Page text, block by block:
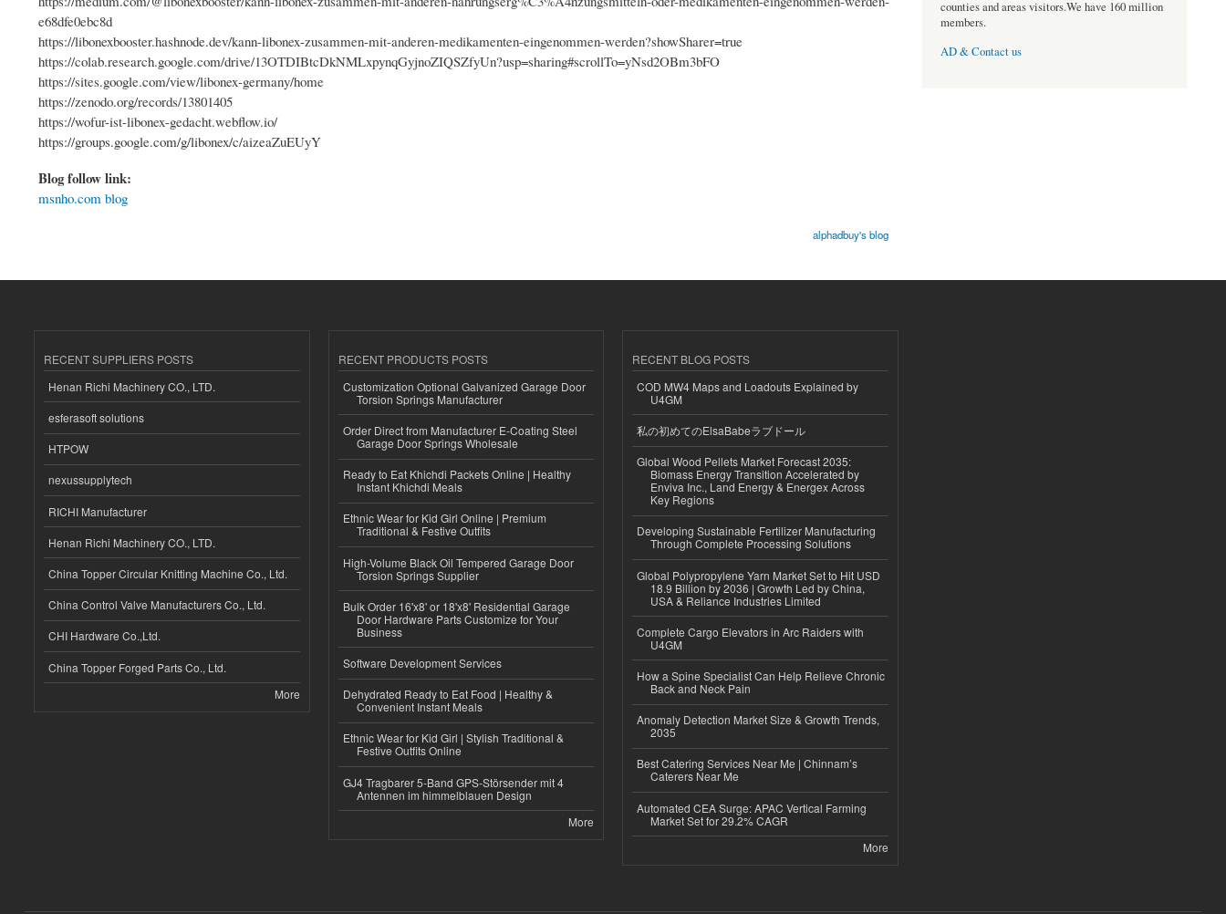
e68dfe0ebc8d
https://libonexbooster.hashnode.dev/kann-libonex-zusammen-mit-anderen-medikamenten-eingenommen-werden?showSharer=true
https://colab.research.google.com/drive/13OTDIBtcDkNMLxpynqGyjnoZIQSZfyUn?usp=sharing#scrollTo=yNsd2OBm3bFO
https://sites.google.com/view/libonex-germany/home
https://zenodo.org/records/13801405
https://wofur-ist-libonex-gedacht.webflow.io/
https://groups.google.com/g/libonex/c/aizeaZuEUyY
Blog follow link:
msnho.com blog
alphadbuy's blog
counties and areas visitors.We have 160 million
members.
AD & Contact us
RECENT SUPPLIERS POSTS
Henan Richi Machinery CO., LTD.
esferasoft solutions
HTPOW
nexussupplytech
RICHI Manufacturer
Henan Richi Machinery CO., LTD.
China Topper Circular Knitting Machine Co., Ltd.
China Control Valve Manufacturers Co., Ltd.
CHI Hardware Co.,Ltd.
China Topper Forged Parts Co., Ltd.
More
RECENT PRODUCTS POSTS
Customization Optional Galvanized Garage Door
Torsion Springs Manufacturer
Order Direct from Manufacturer E-Coating Steel
Garage Door Springs Wholesale
Ready to Eat Khichdi Packets Online | Healthy
Instant Khichdi Meals
Ethnic Wear for Kid Girl Online | Premium
Traditional & Festive Outfits
High-Volume Black Oil Tempered Garage Door
Torsion Springs Supplier
Bulk Order 16'x8' or 18'x8' Residential Garage
Door Hardware Parts Customize for Your
Business
Software Development Services
Dehydrated Ready to Eat Food | Healthy &
Convenient Instant Meals
Ethnic Wear for Kid Girl | Stylish Traditional &
Festive Outfits Online
GJ4 Tragbarer 5-Band GPS-Störsender mit 4
Antennen im himmelblauen Design
More
RECENT BLOG POSTS
COD MW4 Maps and Loadouts Explained by
U4GM
私の初めてのElsaBabeラブドール
Global Wood Pellets Market Forecast 2035:
Biomass Energy Transition Accelerated by
Enviva Inc., Land Energy & Energex Across
Key Regions
Developing Sustainable Fertilizer Manufacturing
Through Complete Processing Solutions
Global Polypropylene Yarn Market Set to Hit USD
18.9 Billion by 2036 | Growth Led by China,
USA & Reliance Industries Limited
Complete Cargo Elevators in Arc Raiders with
U4GM
How a Spine Specialist Can Help Relieve Chronic
Back and Neck Pain
Anomaly Detection Market Size & Growth Trends,
2035
Best Catering Services Near Me | Chinnam’s
Caterers Near Me
Automated CEA Surge: APAC Vertical Farming
Market Set for 29.2% CAGR
More